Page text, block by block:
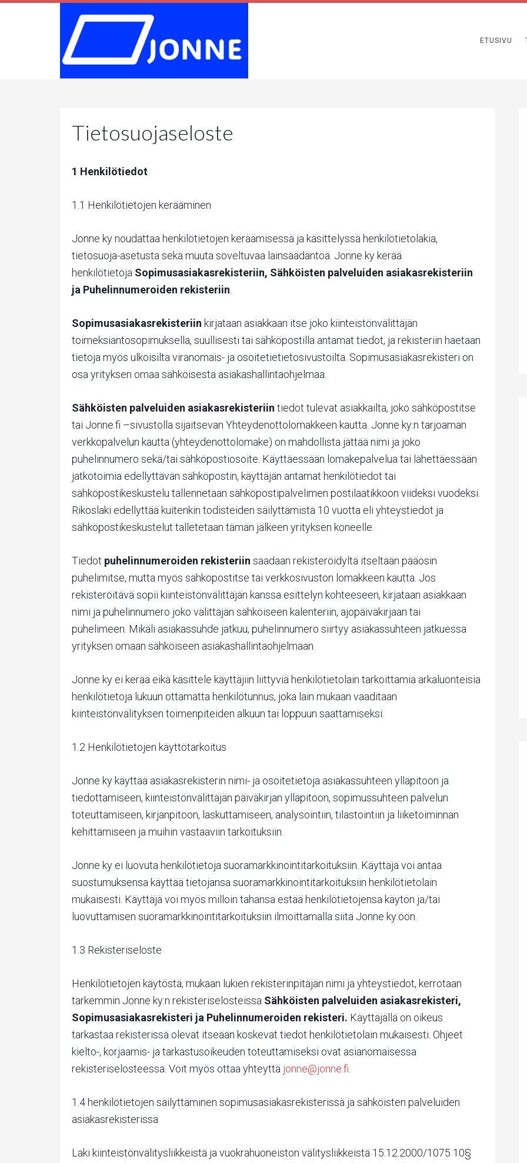
ETUSIVU
Tietosuojaseloste
1 Henkilötiedot
1.1 Henkilötietojen kerääminen
Jonne ky noudattaa henkilötietojen keräämisessä ja käsittelyssä henkilötietolakia,
tietosuoja-asetusta sekä muuta soveltuvaa lainsäädäntöä. Jonne ky kerää
henkilötietoja Sopimusasiakasrekisteriin, Sähköisten palveluiden asiakasrekisteriin
ja Puhelinnumeroiden rekisteriin
Sopimusasiakasrekisteriin kirjataan asiakkaan itse joko kiinteistönvälittäjän
toimeksiantosopimuksella, suullisesti tai sähköpostilla antamat tiedot, ja rekisteriin haetaan
tietoja myös ulkoisilta viranomais- ja osoitetietietosivustoilta. Sopimusasiakasrekisteri on
osa yrityksen omaa sähköisestä asiakashallintaohjelmaa.
Sähköisten palveluiden asiakasrekisteriin tiedot tulevat asiakkailta, joko sähköpostitse
tai Jonne.fi –sivustolla sijaitsevan Yhteydenottolomakkeen kautta. Jonne ky:n tarjoaman
verkkopalvelun kautta (yhteydenottolomake) on mahdollista jättää nimi ja joko
puhelinnumero sekä/tai sähköpostiosoite. Käyttäessään lomakepalvelua tai lähettäessään
jatkotoimia edellyttävän sähköpostin, käyttäjän antamat henkilötiedot tai
sähköpostikeskustelu tallennetaan sähköpostipalvelimen postilaatikkoon viideksi vuodeksi.
Rikoslaki edellyttää kuitenkin todisteiden säilyttämistä 10 vuotta eli yhteystiedot ja
sähköpostikeskustelut talletetaan tämän jälkeen yrityksen koneelle.
Tiedot puhelinnumeroiden rekisteriin saadaan rekisteröidyltä itseltään pääosin
puhelimitse, mutta myös sähköpostitse tai verkkosivuston lomakkeen kautta. Jos
rekisteröitävä sopii kiinteistönvälittäjän kanssa esittelyn kohteeseen, kirjataan asiakkaan
nimi ja puhelinnumero joko välittäjän sähköiseen kalenteriin, ajopäiväkirjaan tai
puhelimeen. Mikäli asiakassuhde jatkuu, puhelinnumero siirtyy asiakassuhteen jatkuessa
yrityksen omaan sähköiseen asiakashallintaohjelmaan.
Jonne ky ei kerää eikä käsittele käyttäjiin liittyviä henkilötietolain tarkoittamia arkaluonteisia
henkilötietoja lukuun ottamatta henkilötunnus, joka lain mukaan vaaditaan
kiinteistönvälityksen toimenpiteiden alkuun tai loppuun saattamiseksi.
1.2 Henkilötietojen käyttötarkoitus
Jonne ky käyttää asiakasrekisterin nimi- ja osoitetietoja asiakassuhteen ylläpitoon ja
tiedottamiseen, kiinteistönvälittäjän päiväkirjan ylläpitoon, sopimussuhteen palvelun
toteuttamiseen, kirjanpitoon, laskuttamiseen, analysointiin, tilastointiin ja liiketoiminnan
kehittämiseen ja muihin vastaaviin tarkoituksiin.
Jonne ky ei luovuta henkilötietoja suoramarkkinointitarkoituksiin. Käyttäjä voi antaa
suostumuksensa käyttää tietojansa suoramarkkinointitarkoituksiin henkilötietolain
mukaisesti. Käyttäjä voi myös milloin tahansa estää henkilötietojensa käytön ja/tai
luovuttamisen suoramarkkinointitarkoituksiin ilmoittamalla siitä Jonne ky:öön.
1.3 Rekisteriseloste
Henkilötietojen käytöstä, mukaan lukien rekisterinpitäjän nimi ja yhteystiedot, kerrotaan
tarkemmin Jonne ky:n rekisteriselosteissa Sähköisten palveluiden asiakasrekisteri,
Sopimusasiakasrekisteri ja Puhelinnumeroiden rekisteri. Käyttäjällä on oikeus
tarkastaa rekisterissä olevat itseään koskevat tiedot henkilötietolain mukaisesti. Ohjeet
kielto-, korjaamis- ja tarkastusoikeuden toteuttamiseksi ovat asianomaisessa
rekisteriselosteessa. Voit myös ottaa yhteyttä jonne@jonne.fi
1.4 henkilötietojen säilyttäminen sopimusasiakasrekisterissä ja sähköisten palveluiden
asiakasrekisterissä
Laki kiinteistönvälitysliikkeistä ja vuokrahuoneiston välitysliikkeistä 15.12.2000/1075 10§